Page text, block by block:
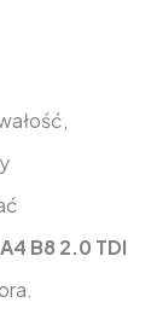
B8 2.0 TDI